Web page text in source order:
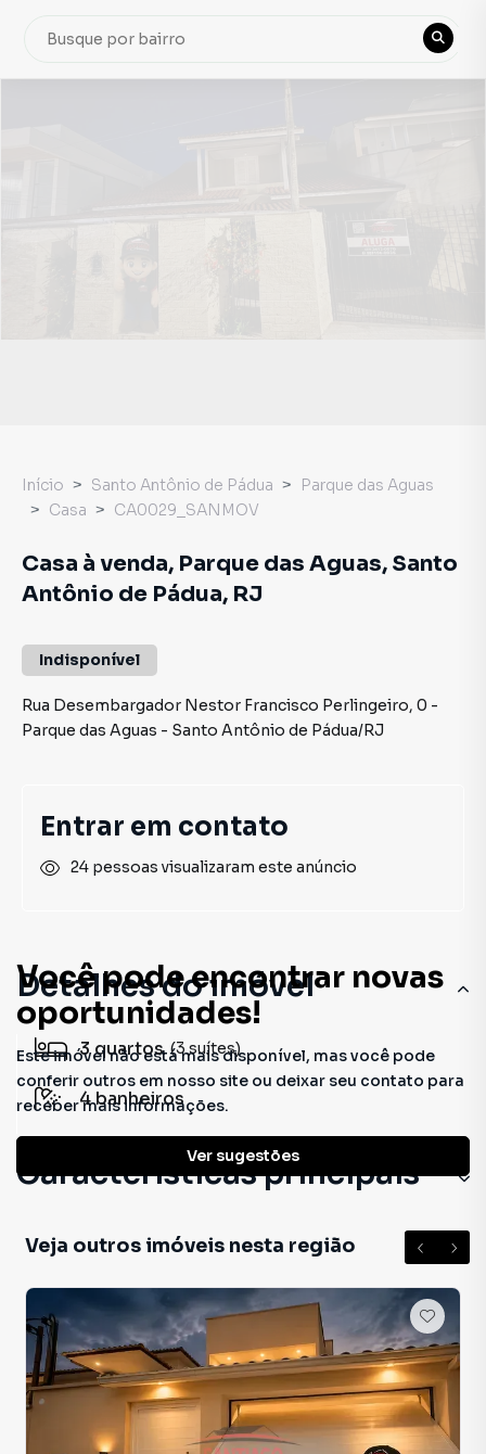
Você pode encontrar novas
oportunidades!
Este imóvel não está mais disponível, mas você pode
conferir outros em nosso site ou deixar seu contato para
receber mais informações.
Ver sugestões
Detalhes do imóvel
3quartos (3 suítes)
4banheiros
Características principais
Veja outros imóveis nesta região
Início Santo Antônio de Pádua
Parque das Aguas
Casa
CA0029_SANMOV
Casa à venda, Parque das Aguas, Santo
Antônio de Pádua, RJ
Indisponível
Rua Desembargador Nestor Francisco Perlingeiro, 0 -
Parque das Aguas - Santo Antônio de Pádua/RJ
Entrar em contato
24 pessoas visualizaram este anúncio